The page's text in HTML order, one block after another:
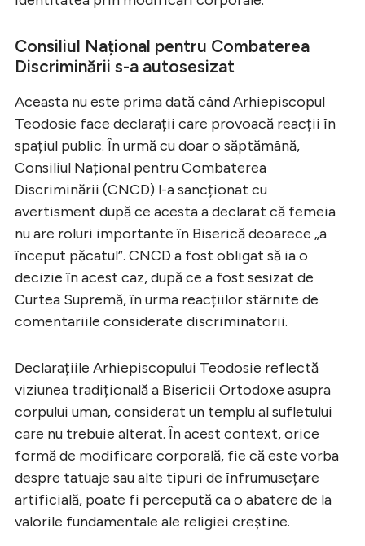
Consiliul Național pentru Combaterea
Discriminării s-a autosesizat
Aceasta nu este prima dată când Arhiepiscopul
Teodosie face declarații care provoacă reacții în
spațiul public. În urmă cu doar o săptămână,
Consiliul Național pentru Combaterea
Discriminării (CNCD) l-a sancționat cu
avertisment după ce acesta a declarat că femeia
nu are roluri importante în Biserică deoarece „a
început păcatul”. CNCD a fost obligat să ia o
decizie în acest caz, după ce a fost sesizat de
Curtea Supremă, în urma reacțiilor stârnite de
comentariile considerate discriminatorii.
Declarațiile Arhiepiscopului Teodosie reflectă
viziunea tradițională a Bisericii Ortodoxe asupra
corpului uman, considerat un templu al sufletului
care nu trebuie alterat. În acest context, orice
formă de modificare corporală, fie că este vorba
despre tatuaje sau alte tipuri de înfrumusețare
artificială, poate fi percepută ca o abatere de la
valorile fundamentale ale religiei creștine.